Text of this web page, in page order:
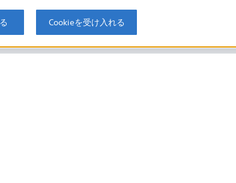
海外仕様製品
オーバーシーズモデルに関してのご案内はこちら
Cookieを受け入れる